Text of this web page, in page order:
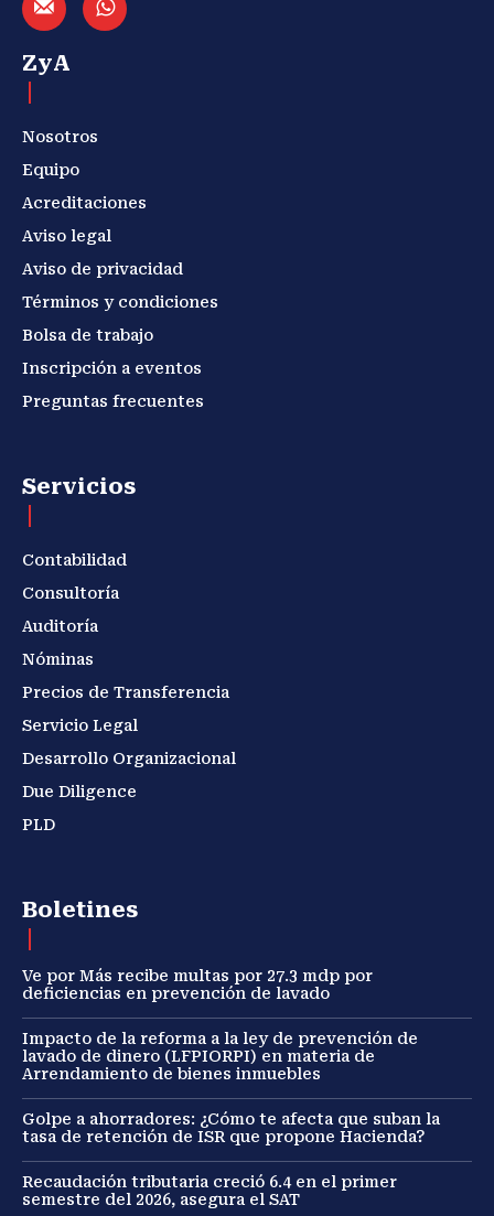
ZyA
Nosotros
Equipo
Acreditaciones
Aviso legal
Aviso de privacidad
Términos y condiciones
Bolsa de trabajo
Inscripción a eventos
Preguntas frecuentes
Servicios
Contabilidad
Consultoría
Auditoría
Nóminas
Precios de Transferencia
Servicio Legal
Desarrollo Organizacional
Due Diligence
PLD
Boletines
Ve por Más recibe multas por 27.3 mdp por
deficiencias en prevención de lavado
Impacto de la reforma a la ley de prevención de
lavado de dinero (LFPIORPI) en materia de
Arrendamiento de bienes inmuebles
Golpe a ahorradores: ¿Cómo te afecta que suban la
tasa de retención de ISR que propone Hacienda?
Recaudación tributaria creció 6.4 en el primer
semestre del 2026, asegura el SAT